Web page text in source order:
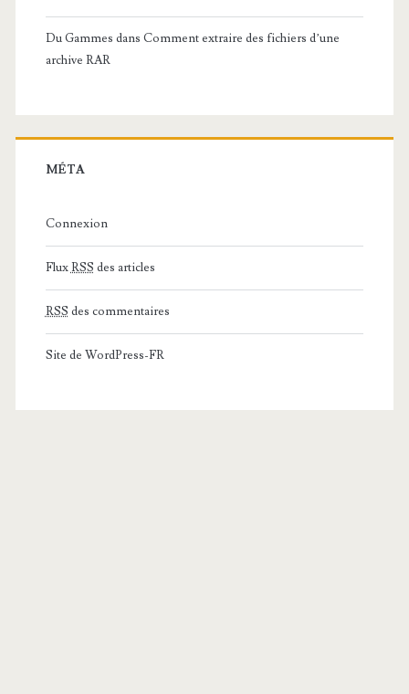
Du Gammes dans Comment extraire des fichiers d’une
archive RAR
MÉTA
Connexion
FluxRSS des articles
RSS des commentaires
Site de WordPress-FR